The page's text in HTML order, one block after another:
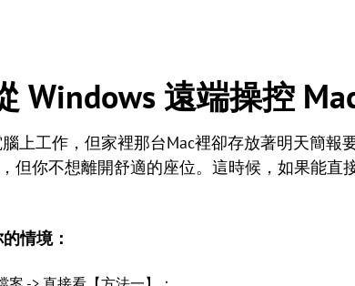
Windows 遠端操控
上工作，但家裡那台Mac裡卻存放著明天簡報
但你不想離開舒適的座位。這時候，如果能直
情境：